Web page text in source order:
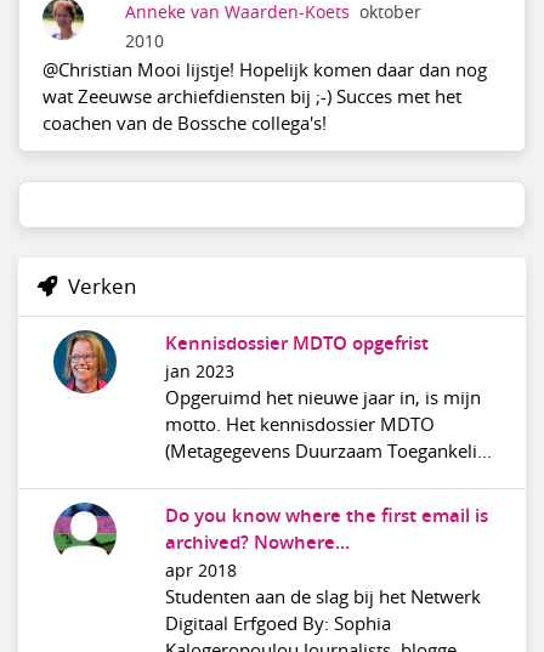
Anneke van Waarden-Koets oktober
2010
@Christian Mooi lijstje! Hopelijk komen daar dan nog
wat Zeeuwse archiefdiensten bij ;-) Succes met het
coachen van de Bossche collega's!
Verken
Kennisdossier MDTO opgefrist
jan 2023
Opgeruimd het nieuwe jaar in, is mijn
motto. Het kennisdossier MDTO
(Metagegevens Duurzaam Toegankeli...
Do you know where the first email is
archived? Nowhere…
apr 2018
Studenten aan de slag bij het Netwerk
Digitaal Erfgoed By: Sophia